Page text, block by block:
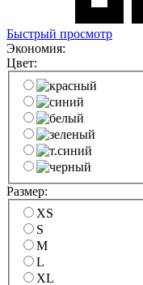
Быстрый просмотр
Экономия:
Цвет:
Размер:
XS
S
M
L
XL